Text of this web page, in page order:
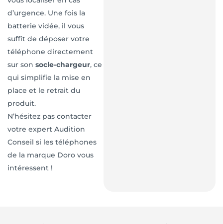
d’urgence. Une fois la
batterie vidée, il vous
suffit de déposer votre
téléphone directement
sur son socle-chargeur, ce
qui simplifie la mise en
place et le retrait du
produit.
N’hésitez pas contacter
votre expert Audition
Conseil si les téléphones
de la marque Doro vous
intéressent !